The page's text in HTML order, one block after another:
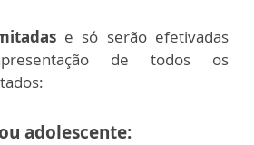
e só serão efetivadas
de todos os
adolescente: